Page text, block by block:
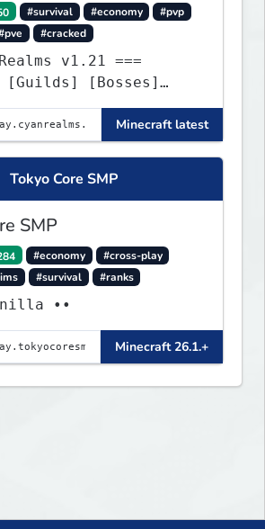
#survival #economy
#pvp
#cracked
v1.21 ===
[Bosses]
[No Griefing]
Minecraft latest
Tokyo Core SMP
SMP
#economy
#cross-play
#survival #ranks
••
Minecraft 26.1.+